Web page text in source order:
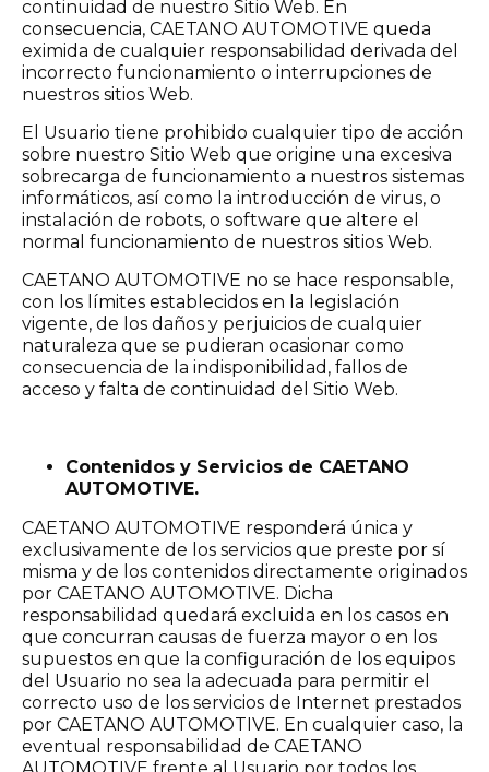
continuidad de nuestro Sitio Web. En
consecuencia, CAETANO AUTOMOTIVE queda
eximida de cualquier responsabilidad derivada del
incorrecto funcionamiento o interrupciones de
nuestros sitios Web.
El Usuario tiene prohibido cualquier tipo de acción
sobre nuestro Sitio Web que origine una excesiva
sobrecarga de funcionamiento a nuestros sistemas
informáticos, así como la introducción de virus, o
instalación de robots, o software que altere el
normal funcionamiento de nuestros sitios Web.
CAETANO AUTOMOTIVE no se hace responsable,
con los límites establecidos en la legislación
vigente, de los daños y perjuicios de cualquier
naturaleza que se pudieran ocasionar como
consecuencia de la indisponibilidad, fallos de
acceso y falta de continuidad del Sitio Web.
Contenidos y Servicios de CAETANO
AUTOMOTIVE.
CAETANO AUTOMOTIVE responderá única y
exclusivamente de los servicios que preste por sí
misma y de los contenidos directamente originados
por CAETANO AUTOMOTIVE. Dicha
responsabilidad quedará excluida en los casos en
que concurran causas de fuerza mayor o en los
supuestos en que la configuración de los equipos
del Usuario no sea la adecuada para permitir el
correcto uso de los servicios de Internet prestados
por CAETANO AUTOMOTIVE. En cualquier caso, la
eventual responsabilidad de CAETANO